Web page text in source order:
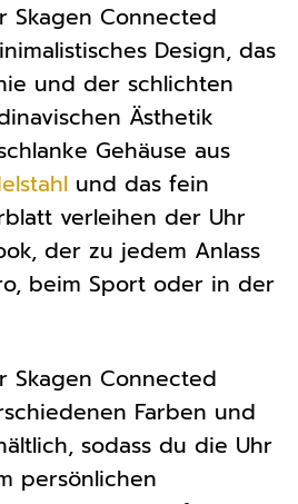
Skagen Connected
Design, das
und der schlichten
Ästhetik
Gehäuse aus
und das fein
verleihen der Uhr
der zu jedem Anlass
beim Sport oder in der
Skagen Connected
Farben und
sodass du die Uhr
persönlichen